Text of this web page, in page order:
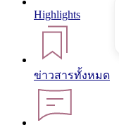
Highlights
ข่าวสารทั้งหมด